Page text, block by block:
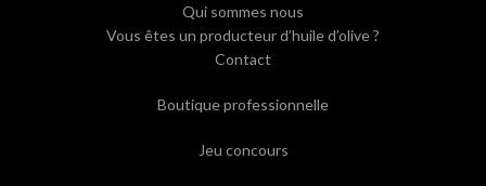
Qui sommes nous
Vous êtes un producteur d’huile d’olive ?
Contact
Boutique professionnelle
Jeu concours